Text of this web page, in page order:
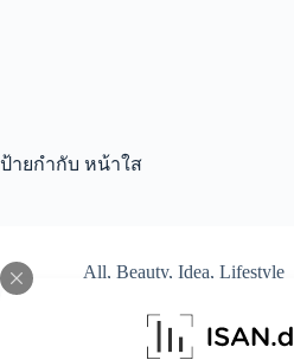
ป้ายกำกับ หน้าใส
All, Beauty, Idea, Lifestyle
ปัญหา “ขี้แมลงวันบนใบหน้า” แ